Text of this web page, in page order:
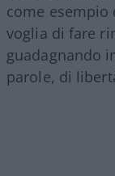
come esempio
voglia di fare
guadagnando
parole, di